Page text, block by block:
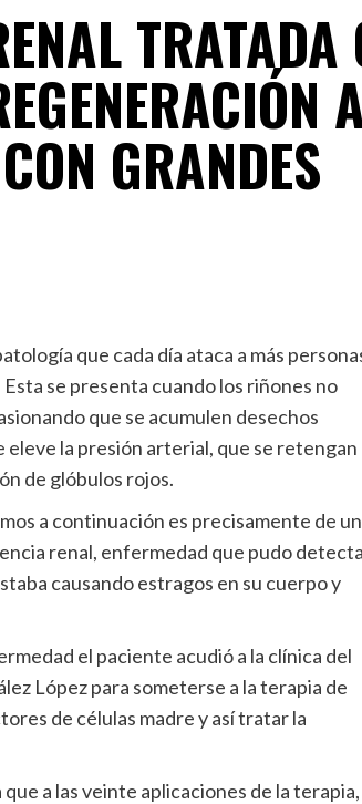
TRATADA
GRANDES
que cada día ataca a más
se presenta cuando los riñones no
que se acumulen desechos
eleve la presión arterial, que se retengan
de glóbulos rojos.
a continuación es precisamente de un
renal, enfermedad que pudo
causando estragos en su cuerpo y
el paciente acudió a la clínica del
López para someterse a la terapia de
de células madre y así tratar la
a las veinte aplicaciones de la terapia,